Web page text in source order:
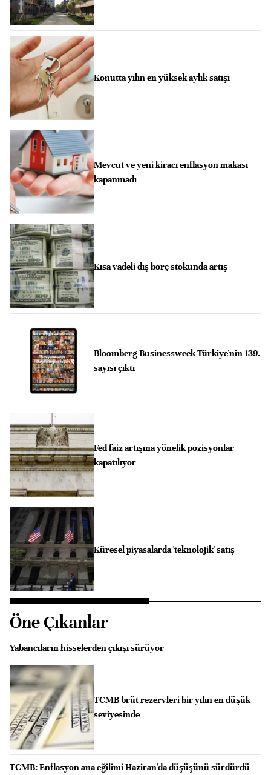
Konutta yılın en yüksek aylık satışı
Mevcut ve yeni kiracı enflasyon makası
kapanmadı
Kısa vadeli dış borç stokunda artış
Bloomberg Businessweek Türkiye'nin 139.
sayısı çıktı
Fed faiz artışına yönelik pozisyonlar
kapatılıyor
Küresel piyasalarda 'teknolojik' satış
Öne Çıkanlar
Yabancıların hisselerden çıkışı sürüyor
TCMB brüt rezervleri bir yılın en düşük
seviyesinde
TCMB: Enflasyon ana eğilimi Haziran'da düşüşünü sürdürdü